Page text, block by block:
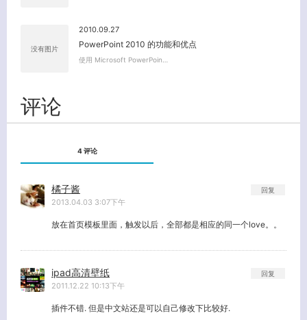
没有图片
2010.09.27
PowerPoint 2010 的功能和优点
使用 Microsoft PowerPoin…
评论
4 评论
橘子酱
2013.04.03 3:07下午
放在首页模板里面，触发以后，全部都是相应的同一个love。。
回复
ipad高清壁纸
2011.12.22 10:13下午
插件不错. 但是中文站还是可以自己修改下比较好.
回复